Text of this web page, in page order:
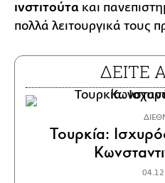
ινστιτούτα και
πολλά λειτουργικά τους
ΔΕΙΤΕ
Τουρκία: